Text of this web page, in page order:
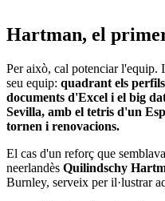
Hartman, el
Per això, cal potenciar l'equip.
seu equip: quadrant els
documents d'Excel i el big
Sevilla, amb el tetris d'un
tornen i renovacions.
El cas d'un reforç que
neerlandès Quilindschy
Burnley, serveix per il·lustrar